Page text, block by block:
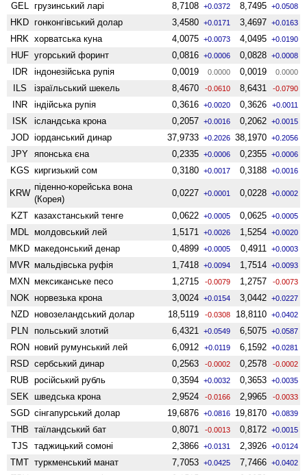
GEL грузинський ларі 8,7108 +0.0372 8,7495 +0.0508
HKD гонконгівський долар 3,4580 +0.0171 3,4697 +0.0163
HRK хорватська куна 4,0075 +0.0073 4,0495 +0.0190
HUF угорський форинт 0,0816 +0.0006 0,0828 +0.0008
IDR індонезійська рупія 0,0019 0.0000 0,0019 0.0000
ILS ізраїльський шекель 8,4670 -0.0610 8,6431 -0.0790
INR індійська рупія 0,3616 +0.0020 0,3626 +0.0011
ISK ісландська крона 0,2057 +0.0016 0,2062 +0.0015
JOD іорданський динар 37,9733 +0.2026 38,1970 +0.2056
JPY японська єна 0,2335 +0.0006 0,2355 +0.0006
KGS киргизький сом 0,3180 +0.0017 0,3188 +0.0016
KRW
піденно-корейська вона
(Корея)
0,0227 +0.0001 0,0228 +0.0002
KZT казахстанський тенге 0,0622 +0.0005 0,0625 +0.0005
MDL молдовський лей 1,5171 +0.0026 1,5254 +0.0020
MKD македонський денар 0,4899 +0.0005 0,4911 +0.0003
MVR мальдівська руфія 1,7418 +0.0094 1,7514 +0.0093
MXN мексиканське песо 1,2715 -0.0079 1,2757 -0.0073
NOK норвезька крона 3,0024 +0.0154 3,0442 +0.0227
NZD ново­зеландський долар 18,5119 -0.0308 18,8110 +0.0402
PLN польський злотий 6,4321 +0.0549 6,5075 +0.0587
RON новий румунський лей 6,0912 +0.0119 6,1592 +0.0281
RSD сербський динар 0,2563 -0.0002 0,2578 -0.0002
RUB російський рубль 0,3594 +0.0032 0,3653 +0.0035
SEK шведська крона 2,9524 -0.0166 2,9965 -0.0033
SGD сінгапурський долар 19,6876 +0.0816 19,8170 +0.0839
THB таїландський бат 0,8071 -0.0013 0,8172 +0.0015
TJS таджицький сомоні 2,3866 +0.0131 2,3926 +0.0124
TMT туркменський манат 7,7053 +0.0425 7,7466 +0.0402